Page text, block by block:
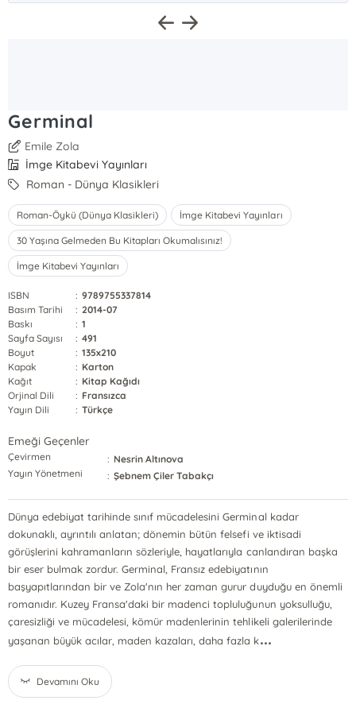
Germinal
Emile Zola
İmge Kitabevi Yayınları
Roman - Dünya Klasikleri
Roman-Öykü (Dünya Klasikleri) İmge Kitabevi Yayınları
30 Yaşına Gelmeden Bu Kitapları Okumalısınız!
İmge Kitabevi Yayınları
ISBN : 9789755337814
Basım Tarihi
: 2014-07
Baskı
: 1
Sayfa Sayısı
: 491
Boyut
: 135x210
Kapak
: Karton
Kağıt
: Kitap Kağıdı
Orjinal Dili
: Fransızca
Yayın Dili
: Türkçe
Emeği Geçenler
Çevirmen : Nesrin Altınova
Yayın Yönetmeni
: Şebnem Çiler Tabakçı
Dünya edebiyat tarihinde sınıf mücadelesini Germinal kadar
dokunaklı, ayrıntılı anlatan; dönemin bütün felsefi ve iktisadi
görüşlerini kahramanların sözleriyle, hayatlarıyla canlandıran başka
bir eser bulmak zordur. Germinal, Fransız edebiyatının
başyapıtlarından bir ve Zola'nın her zaman gurur duyduğu en önemli
romanıdır. Kuzey Fransa'daki bir madenci topluluğunun yoksulluğu,
çaresizliği ve mücadelesi, kömür madenlerinin tehlikeli galerilerinde
yaşanan büyük acılar, maden kazaları, daha fazla k...
Devamını Oku